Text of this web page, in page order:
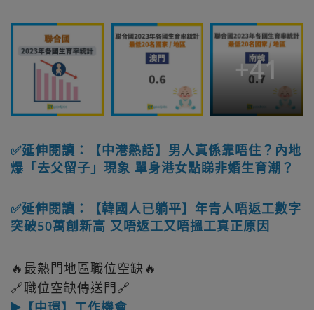
+41
✅延伸閱讀：【中港熱話】男人真係靠唔住？內地
爆「去父留子」現象 單身港女點睇非婚生育潮？
✅延伸閱讀：【韓國人已躺平】年青人唔返工數字
突破50萬創新高 又唔返工又唔搵工真正原因
🔥最熱門地區職位空缺🔥
🔗職位空缺傳送門🔗